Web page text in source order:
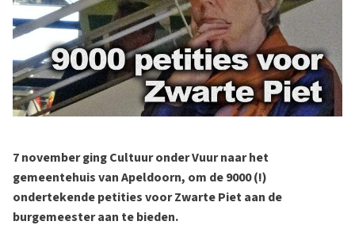
7 november ging Cultuur onder Vuur naar het
gemeentehuis van Apeldoorn, om de 9000 (!)
ondertekende petities voor Zwarte Piet aan de
burgemeester aan te bieden.